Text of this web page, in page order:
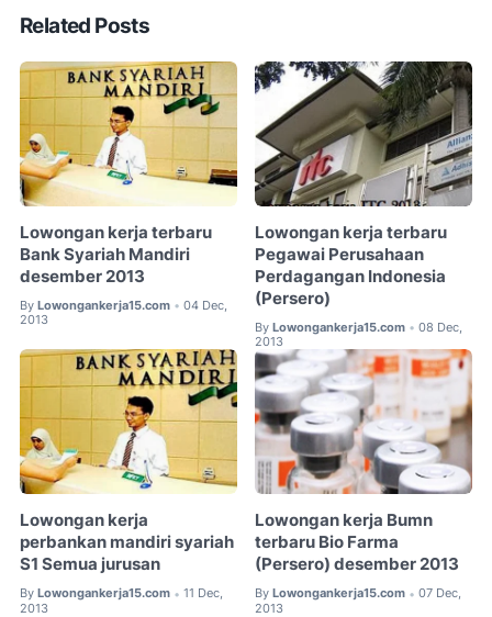
Related Posts
Lowongan kerja terbaru
Bank Syariah Mandiri
desember 2013
By Lowongankerja15.com • 04 Dec,
2013
Lowongan kerja terbaru
Pegawai Perusahaan
Perdagangan Indonesia
(Persero)
By Lowongankerja15.com • 08 Dec,
2013
Lowongan kerja
perbankan mandiri syariah
S1 Semua jurusan
By Lowongankerja15.com • 11 Dec,
2013
Lowongan kerja Bumn
terbaru Bio Farma
(Persero) desember 2013
By Lowongankerja15.com • 07 Dec,
2013